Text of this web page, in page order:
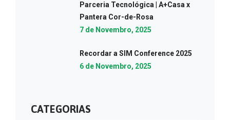
Parceria Tecnológica | A+Casa x
Pantera Cor-de-Rosa
7 de Novembro, 2025
Recordar a SIM Conference 2025
6 de Novembro, 2025
CATEGORIAS